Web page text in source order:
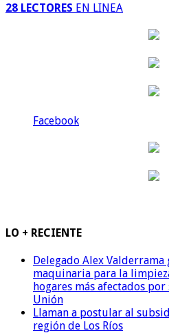
28 LECTORES EN LINEA
Facebook
LO + RECIENTE
Delegado Alex
maquinaria para la
hogares más afectados
Unión
Llaman a postular al
región de Los Ríos